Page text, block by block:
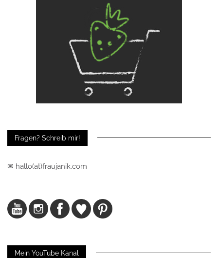
Fragen? Schreib mir!
✉ hallo(at)fraujanik.com
Mein YouTube Kanal